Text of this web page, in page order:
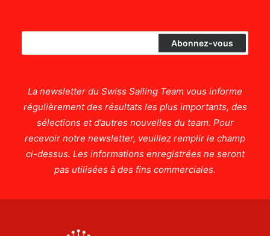
La newsletter du Swiss Sailing Team vous informe
régulièrement des résultats les plus importants, des
sélections et d’autres nouvelles du team. Pour
recevoir notre newsletter, veuillez remplir le champ
ci-dessus. Les informations enregistrées ne seront
pas utilisées à des fins commerciales.